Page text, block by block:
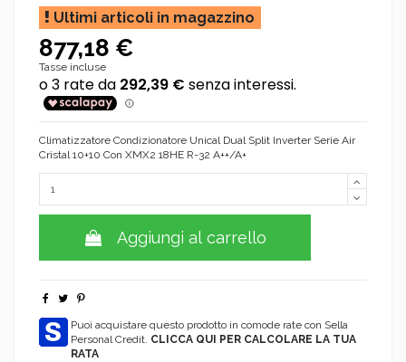
Ultimi articoli in magazzino
877,18 €
Tasse incluse
Climatizzatore Condizionatore Unical Dual Split Inverter Serie Air
Cristal 10+10 Con XMX2 18HE R-32 A++/A+
Aggiungi al carrello
Puoi acquistare questo prodotto in comode rate con Sella
Personal Credit. CLICCA QUI PER CALCOLARE LA TUA
RATA